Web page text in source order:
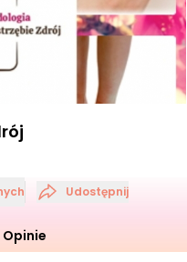
Udostępnij
Opinie